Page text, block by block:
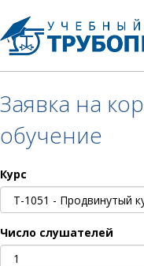
Заявка на
обучение
Курс
Число слушателей